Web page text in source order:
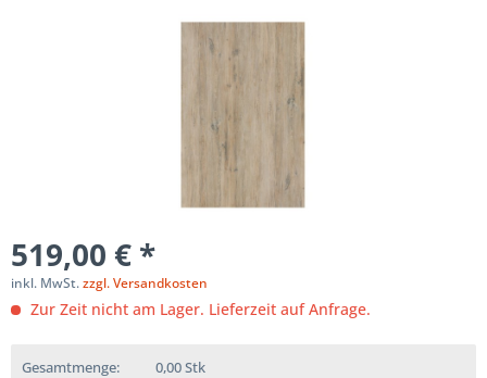
519,00 € *
inkl. MwSt.zzgl. Versandkosten
Zur Zeit nicht am Lager. Lieferzeit auf Anfrage.
Gesamtmenge: 0,00Stk